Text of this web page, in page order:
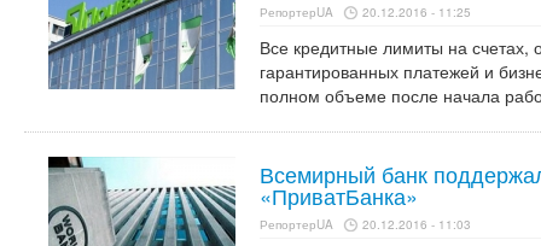
РепортерUA 20.12.2016 - 11:25
Все кредитные лимиты на
гарантированных платежей и
полном объеме после начала
Всемирный банк
«ПриватБанка»
РепортерUA 20.12.2016 - 11:03